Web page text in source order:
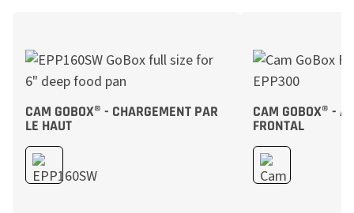
CAM GOBOX® - CHARGEMENT PAR
LE HAUT
CAM GOBOX® - À
FRONTAL